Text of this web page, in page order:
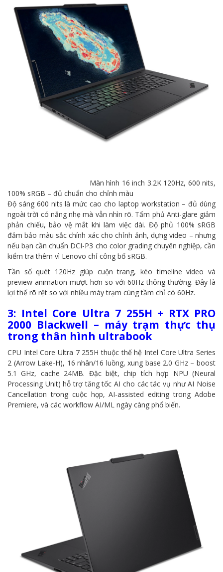
Màn hình 16 inch 3.2K 120Hz, 600 nits,
100% sRGB – đủ chuẩn cho chỉnh màu
Độ sáng 600 nits là mức cao cho laptop workstation – đủ dùng
ngoài trời có nắng nhẹ mà vẫn nhìn rõ. Tấm phủ Anti-glare giảm
phản chiếu, bảo vệ mắt khi làm việc dài. Độ phủ 100% sRGB
đảm bảo màu sắc chính xác cho chỉnh ảnh, dựng video – nhưng
nếu bạn cần chuẩn DCI-P3 cho color grading chuyên nghiệp, cần
kiểm tra thêm vì Lenovo chỉ công bố sRGB.
Tần số quét 120Hz giúp cuộn trang, kéo timeline video và
preview animation mượt hơn so với 60Hz thông thường. Đây là
lợi thế rõ rệt so với nhiều máy trạm cùng tầm chỉ có 60Hz.
3: Intel Core Ultra 7 255H + RTX PRO
2000 Blackwell – máy trạm thực thụ
trong thân hình ultrabook
CPU Intel Core Ultra 7 255H thuộc thế hệ Intel Core Ultra Series
2 (Arrow Lake-H), 16 nhân/16 luồng, xung base 2.0 GHz – boost
5.1 GHz, cache 24MB. Đặc biệt, chip tích hợp NPU (Neural
Processing Unit) hỗ trợ tăng tốc AI cho các tác vụ như AI Noise
Cancellation trong cuộc họp, AI-assisted editing trong Adobe
Premiere, và các workflow AI/ML ngày càng phổ biến.